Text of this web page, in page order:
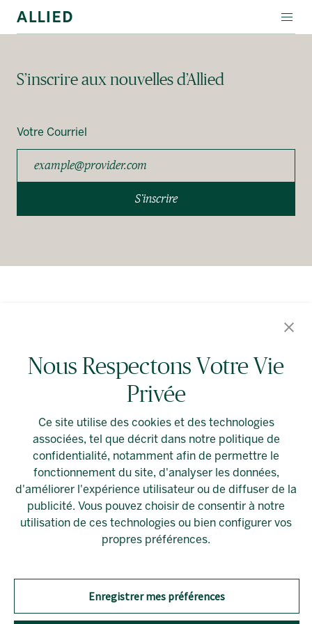
LOCATION SPÉCIALE
English
S’inscrire aux nouvelles d’Allied
Votre Courriel
S’inscrire
Alliedreit.com
Linkedin
Nous Respectons Votre Vie
Privée
Ce site utilise des cookies et des technologies
associées, tel que décrit dans notre politique de
confidentialité, notamment afin de permettre le
fonctionnement du site, d'analyser les données,
d'améliorer l'expérience utilisateur ou de diffuser de la
publicité. Vous pouvez choisir de consentir à notre
utilisation de ces technologies ou bien configurer vos
propres préférences.
Enregistrer mes préférences
Préférences relatives aux témoins
Si vous avez besoin d’un PDF accessible qui ne se
trouve pas sur cette page,communiquer directement